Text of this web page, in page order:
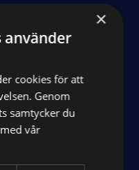
×
använder
cookies för att
Genom
samtycker du
vår